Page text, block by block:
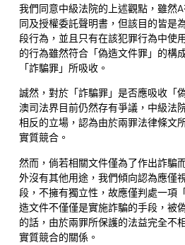
我們同意中級法院的上述觀點，雖然
同及授權委託聲明書，但該目的皆是
段行為，並且只有在該犯罪行為中使
的行為雖然符合「偽造文件罪」的構
「詐騙罪」所吸收。
誠然，對於「詐騙罪」是否應吸收「
澳司法界目前仍然存有爭議，中級法
相反的立場，認為由於兩罪法律條文
實質競合。
然而，倘若相關文件僅為了作出詐騙
外沒有其他用途，我們傾向認為應僅
段，不擁有獨立性，故應僅判處一項
造文件不僅僅是實施詐騙的手段，被
的話，由於兩罪所保護的法益完全不
實質競合的關係。